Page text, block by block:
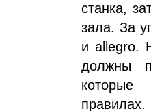
станка,
зала. За
и allegro.
должны
которые